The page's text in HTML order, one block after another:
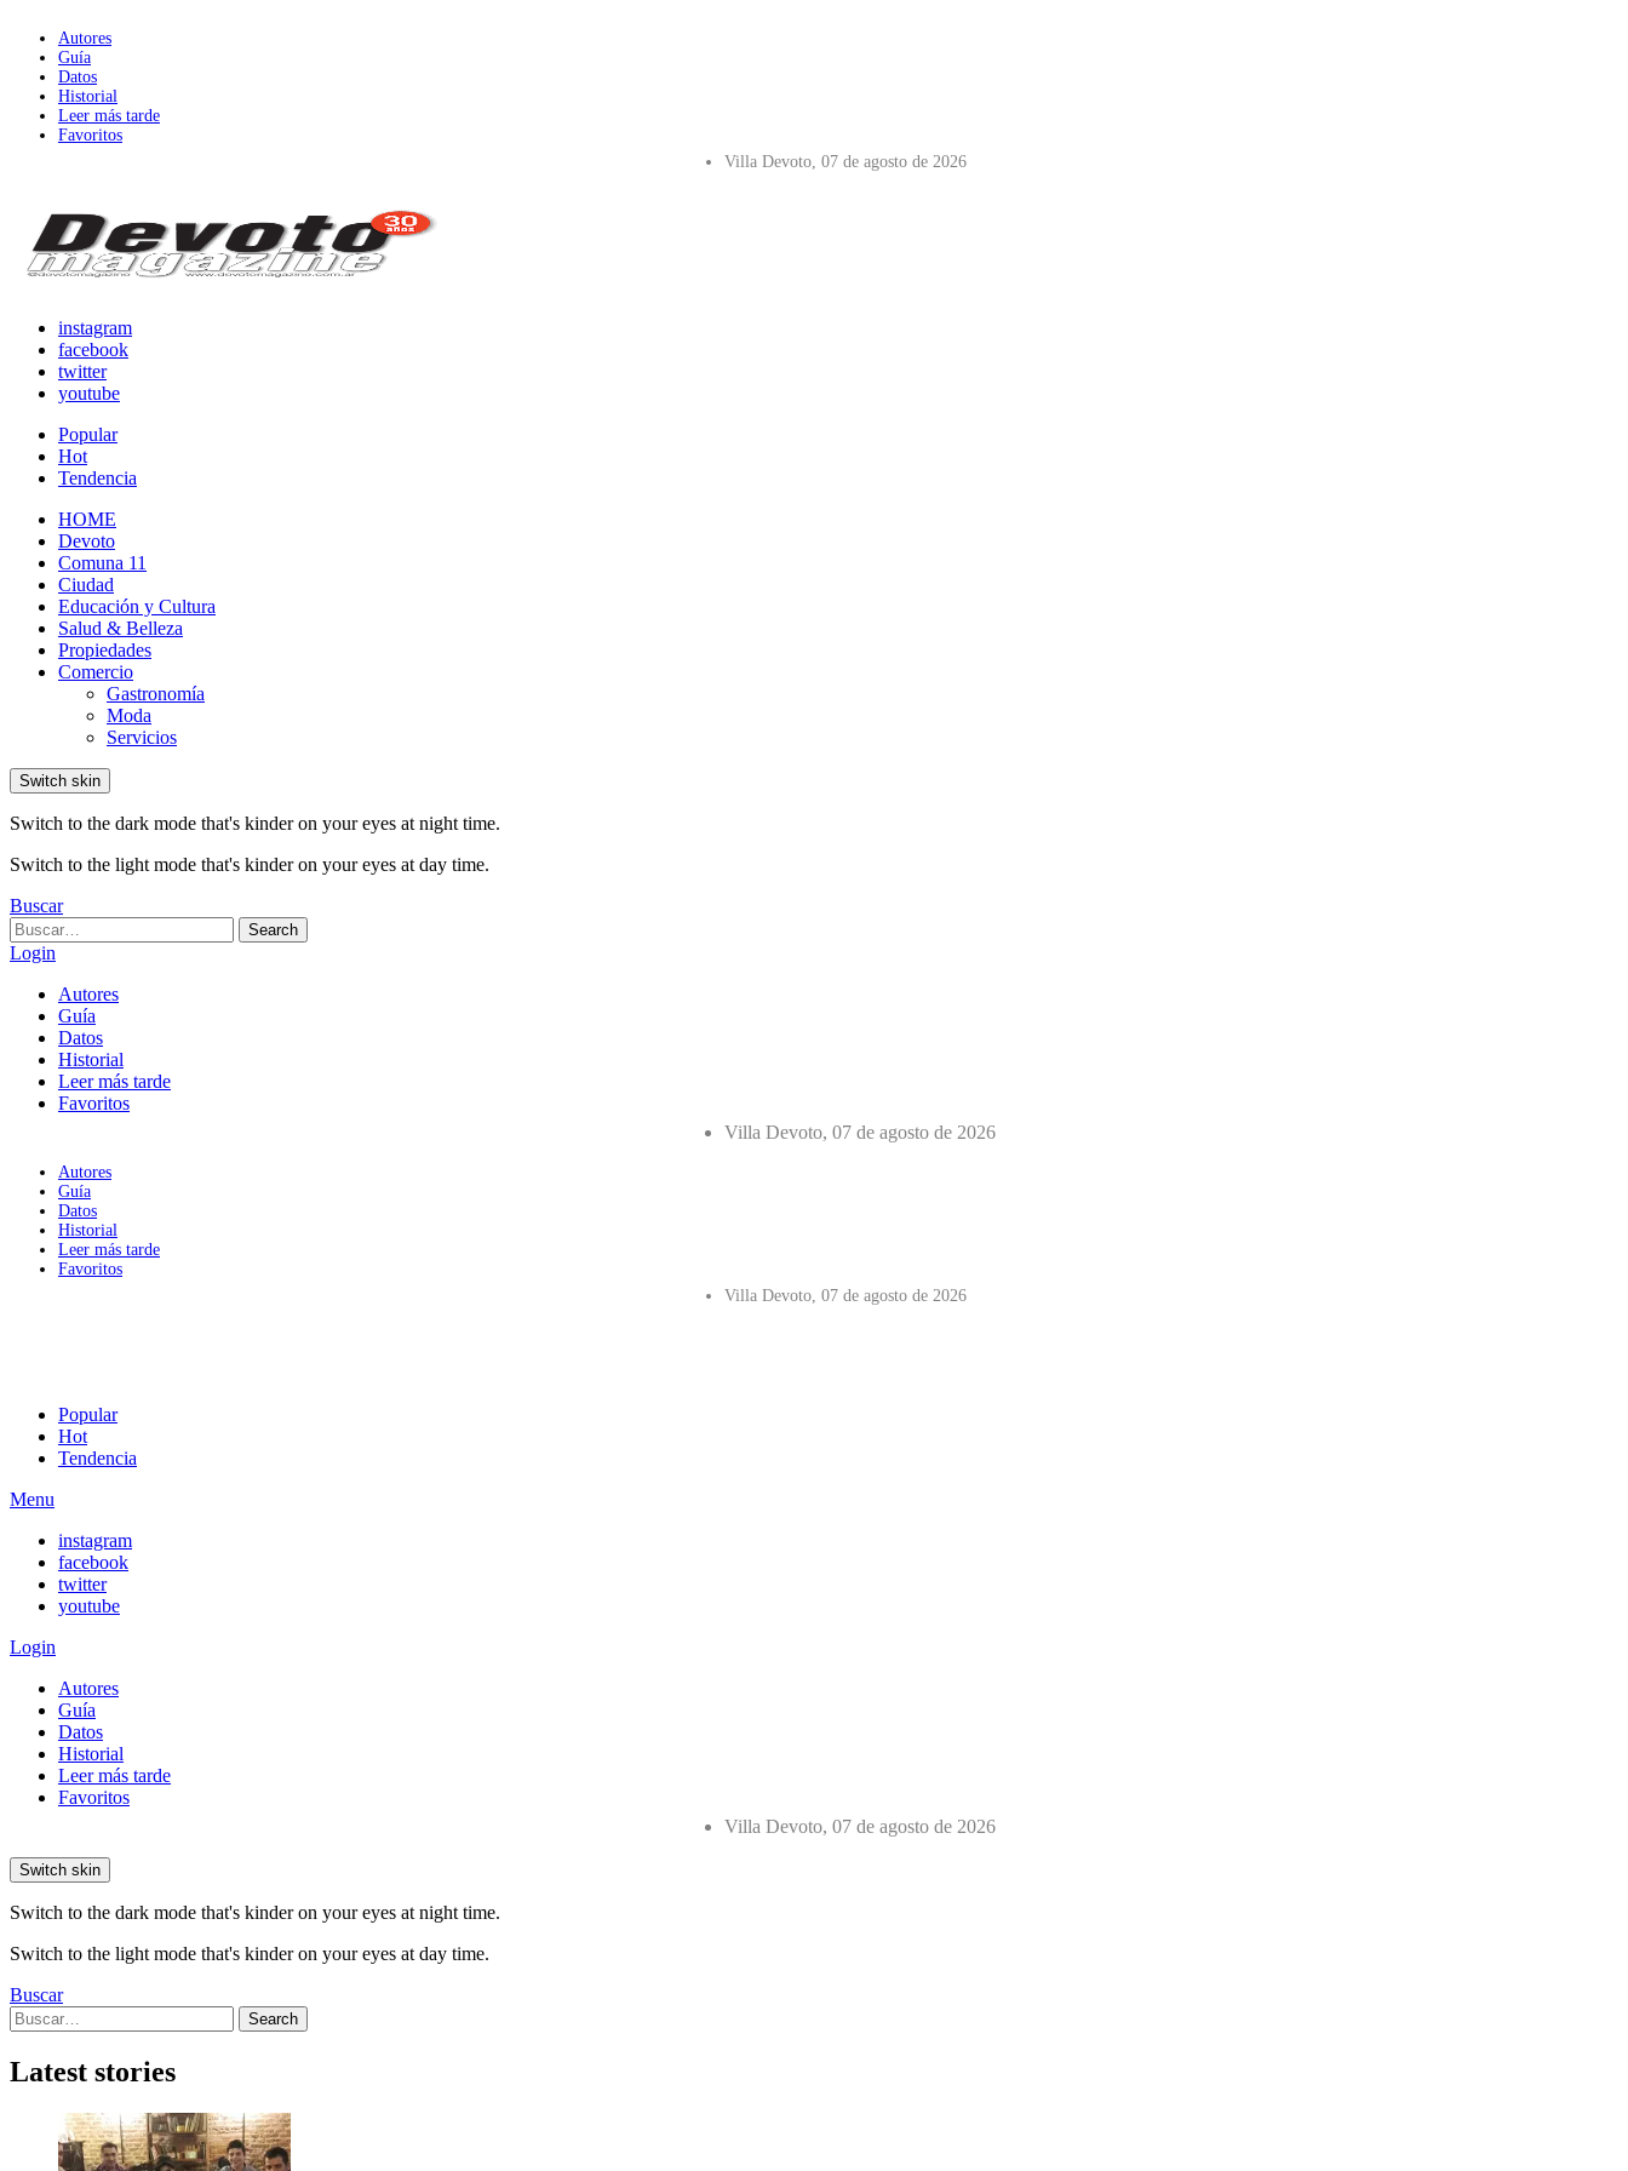
Autores
Guía
Datos
Historial
Leer más tarde
Favoritos
Villa Devoto, 07 de agosto de 2026
instagram
facebook
twitter
youtube
Popular
Hot
Tendencia
HOME
Devoto
Comuna 11
Ciudad
Educación y Cultura
Salud & Belleza
Propiedades
Comercio
Gastronomía
Moda
Servicios
Switch skin
Switch to the dark mode that's kinder on your eyes at night time.
Switch to the light mode that's kinder on your eyes at day time.
Buscar
Search
for:
Search
Login
Autores
Guía
Datos
Historial
Leer más tarde
Favoritos
Villa Devoto, 07 de agosto de 2026
Autores
Guía
Datos
Historial
Leer más tarde
Favoritos
Villa Devoto, 07 de agosto de 2026
Popular
Hot
Tendencia
Menu
instagram
facebook
twitter
youtube
Login
Autores
Guía
Datos
Historial
Leer más tarde
Favoritos
Villa Devoto, 07 de agosto de 2026
Switch skin
Switch to the dark mode that's kinder on your eyes at night time.
Switch to the light mode that's kinder on your eyes at day time.
Buscar
Search
for:
Search
Latest stories